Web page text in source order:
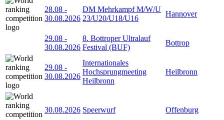
28.08 -
30.08.2026
DM Mehrkampf M/W/U
23/U20/U18/U16
Hannover
29.08 -
30.08.2026
8. Bottroper Ultralauf
Festival (BUF)
Bottrop
29.08 -
30.08.2026
Internationales
Hochsprungmeeting
Heilbronn
Heilbronn
30.08.2026 Speerwurf Offenburg